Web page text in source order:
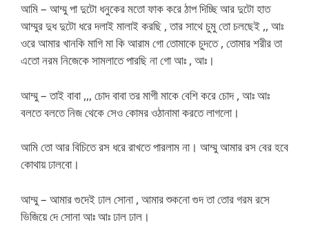
আমি – আম্মু পা দুটো ধনুকের মতো ফাক করে ঠাপ দিচ্ছি আর দুটো হাত
আম্মুর দুধ দুটো ধরে দলাই মালাই করছি , তার সাথে চুমু তো চলছেই ,, আঃ
ওরে আমার খানকি মাগি মা কি আরাম গো তোমাকে চুদতে , তোমার শরীর তা
এতো নরম নিজেকে সামলাতে পারছি না গো আঃ , আঃ।
আম্মু – তাই বাবা ,,, চোদ বাবা তর মাগী মাকে বেশি করে চোদ , আঃ আঃ
বলতে বলতে নিজ থেকে সেও কোমর ওঠানামা করতে লাগলো।
আমি তো আর বিচিতে রস ধরে রাখতে পারলাম না। আম্মু আমার রস বের হবে
কোথায় ঢালবো।
আম্মু – আমার গুদেই ঢাল সোনা , আমার শুকনো গুদ তা তোর গরম রসে
ভিজিয়ে দে সোনা আঃ আঃ ঢাল ঢাল।